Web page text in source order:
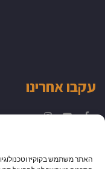
האתר משתמש בקוקיז
עקבו אחרינו